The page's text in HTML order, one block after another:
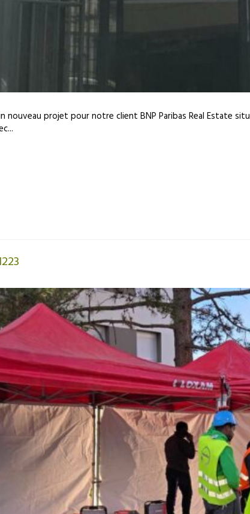
nouveau projet pour notre client BNP Paribas Real Estate